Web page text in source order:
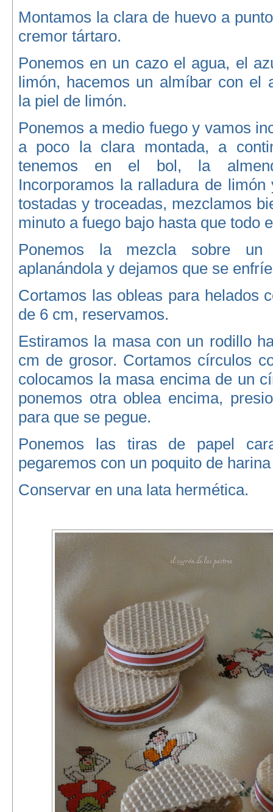
Montamos la clara de huevo a
cremor tártaro.
Ponemos en un cazo el agua, el
limón, hacemos un almíbar con el
la piel de limón.
Ponemos a medio fuego y vamos
a poco la clara montada, a
tenemos en el bol, la
Incorporamos la ralladura de
tostadas y troceadas, mezclamos
minuto a fuego bajo hasta que todo
Ponemos la mezcla sobre un
aplanándola y dejamos que se
Cortamos las obleas para helados
de 6 cm, reservamos.
Estiramos la masa con un rodillo
cm de grosor. Cortamos círculos
colocamos la masa encima de un
ponemos otra oblea encima,
para que se pegue.
Ponemos las tiras de papel
pegaremos con un poquito de
Conservar en una lata hermética.